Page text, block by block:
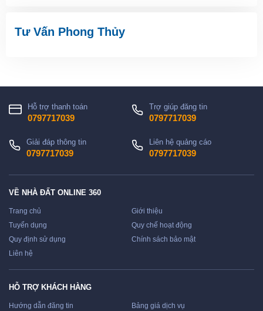
Tư Vấn Phong Thủy
Hỗ trợ thanh toán
0797717039
Trợ giúp đăng tin
0797717039
Giải đáp thông tin
0797717039
Liên hệ quảng cáo
0797717039
VỀ NHÀ ĐẤT ONLINE 360
Trang chủ
Giới thiệu
Tuyển dụng
Quy chế hoạt động
Quy định sử dụng
Chính sách bảo mật
Liên hệ
HỖ TRỢ KHÁCH HÀNG
Hướng dẫn đăng tin
Bảng giá dịch vụ